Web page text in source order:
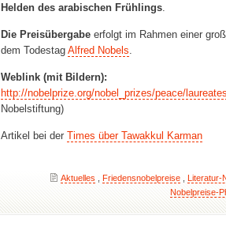
Helden des arabischen Frühlings.
Die Preisübergabeerfolgt im Rahmen einer
dem Todestag Alfred Nobels
Weblink (mit Bildern):
http://nobelprize.org/nobel_prizes/peace/
Nobelstiftung)
Artikel bei der Times über Tawakkul Karman
Aktuelles ,Friedensnobelpreise ,Literatur-
Nobelpreise-